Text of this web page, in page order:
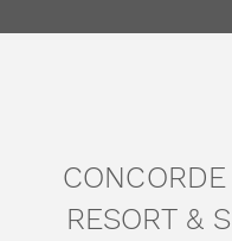
RESORT &